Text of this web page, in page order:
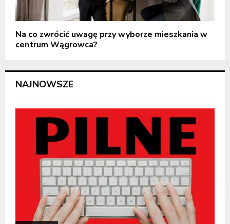
Na co zwrócić uwagę przy wyborze mieszkania w
centrum Wągrowca?
NAJNOWSZE